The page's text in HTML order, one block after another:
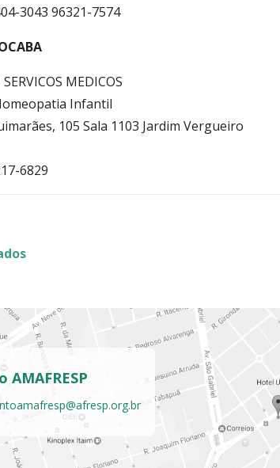
3043 96321-7574
MEDICOS
Infantil
105 Sala 1103 Jardim Vergueiro
6829